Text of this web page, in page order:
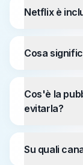
Netflix è
Cosa
Cos'è la
evitarla?
Su quali